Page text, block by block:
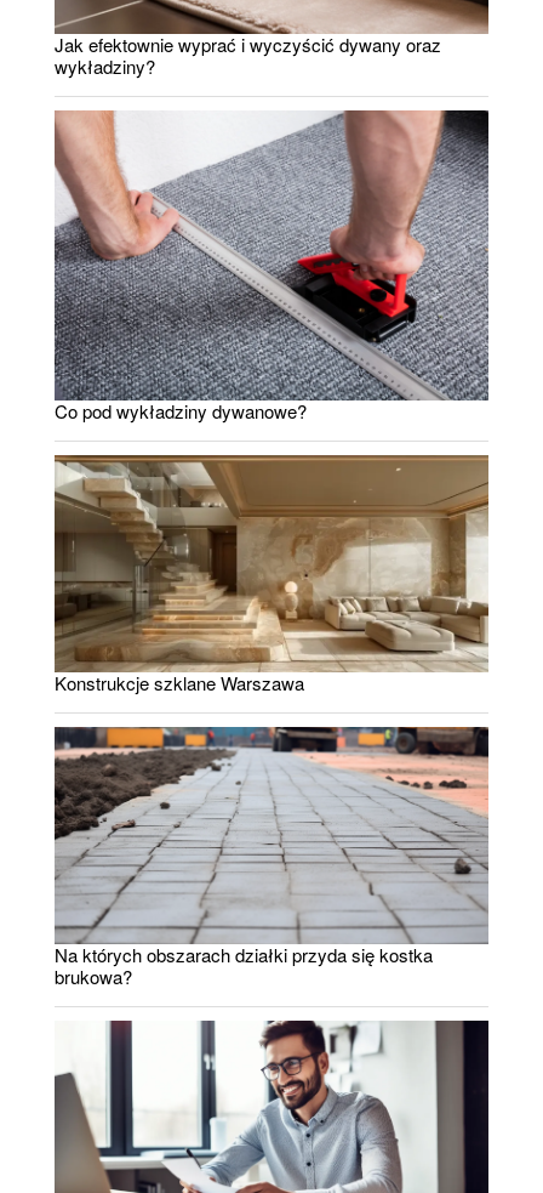
Jak efektownie wyprać i wyczyścić dywany oraz
wykładziny?
Co pod wykładziny dywanowe?
Konstrukcje szklane Warszawa
Na których obszarach działki przyda się kostka
brukowa?